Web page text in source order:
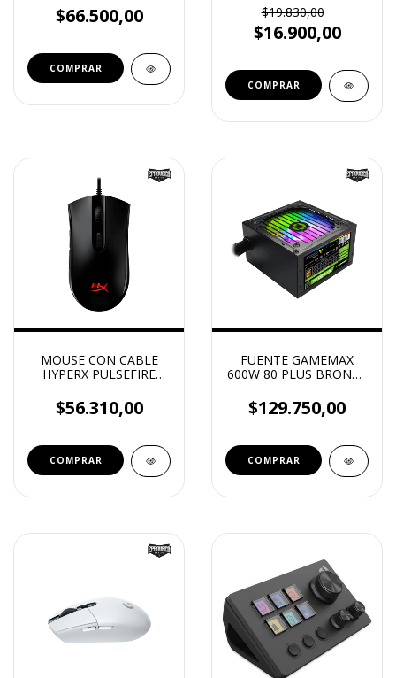
Streaming y Gaming
$66.500,00
$19.830,00
$16.900,00
MOUSE CON CABLE
HYPERX PULSEFIRE
$56.310,00
FUENTE GAMEMAX
600W 80 PLUS BRONZE
EDITION
$129.750,00